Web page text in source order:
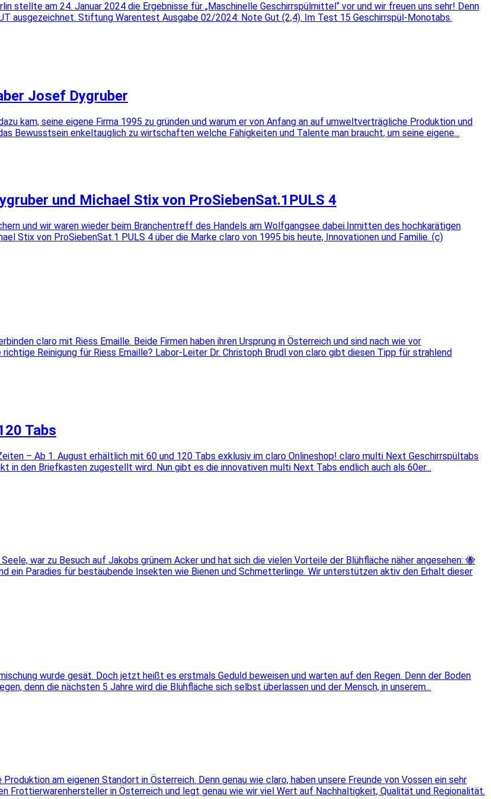
stellte am 24. Januar 2024 die Ergebnisse für „Maschinelle Geschirrspülmittel“ vor und wir freuen uns sehr! Denn
ausgezeichnet. Stiftung Warentest Ausgabe 02/2024: Note Gut (2,4). Im Test 15 Geschirrspül-Monotabs.
Josef Dygruber
kam, seine eigene Firma 1995 zu gründen und warum er von Anfang an auf umweltverträgliche Produktion und
Bewusstsein enkeltauglich zu wirtschaften welche Fähigkeiten und Talente man braucht, um seine eigene...
und Michael Stix von ProSiebenSat.1PULS 4
und wir waren wieder beim Branchentreff des Handels am Wolfgangsee dabei.Inmitten des hochkarätigen
Stix von ProSiebenSat.1 PULS 4 über die Marke claro von 1995 bis heute, Innovationen und Familie. (c)
claro mit Riess Emaille. Beide Firmen haben ihren Ursprung in Österreich und sind nach wie vor
Reinigung für Riess Emaille? Labor-Leiter Dr. Christoph Brudl von claro gibt diesen Tipp für strahlend
Tabs
– Ab 1. August erhältlich mit 60 und 120 Tabs exklusiv im claro Onlineshop! claro multi Next Geschirrspültabs
den Briefkasten zugestellt wird. Nun gibt es die innovativen multi Next Tabs endlich auch als 60er...
war zu Besuch auf Jakobs grünem Acker und hat sich die vielen Vorteile der Blühfläche näher angesehen: 🐝
ein Paradies für bestäubende Insekten wie Bienen und Schmetterlinge. Wir unterstützen aktiv den Erhalt dieser
wurde gesät. Doch jetzt heißt es erstmals Geduld beweisen und warten auf den Regen. Denn der Boden
denn die nächsten 5 Jahre wird die Blühfläche sich selbst überlassen und der Mensch, in unserem...
am eigenen Standort in Österreich. Denn genau wie claro, haben unsere Freunde von Vossen ein sehr
Frottierwarenhersteller in Österreich und legt genau wie wir viel Wert auf Nachhaltigkeit, Qualität und Regionalität.